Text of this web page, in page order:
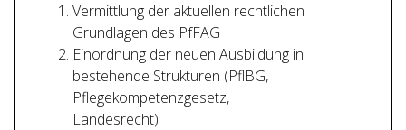
Vermittlung der aktuellen rechtlichen
Grundlagen des PfFAG
Einordnung der neuen Ausbildung in
bestehende Strukturen (PflBG,
Pflegekompetenzgesetz,
Landesrecht)